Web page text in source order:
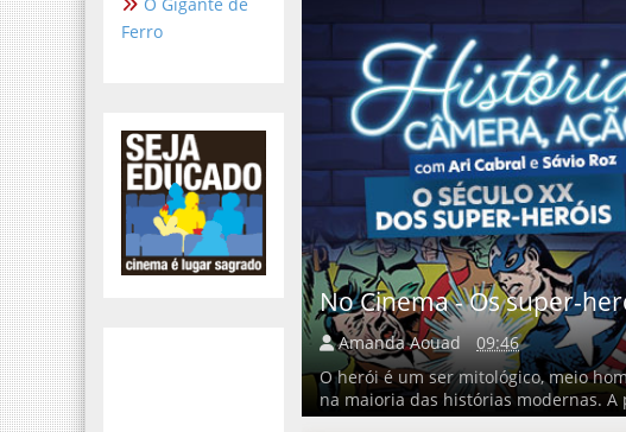
Ferro
No Cinema - Os super-
Amanda Aouad
09:46
O herói é um ser mitológico, meio
na maioria das histórias modernas. A